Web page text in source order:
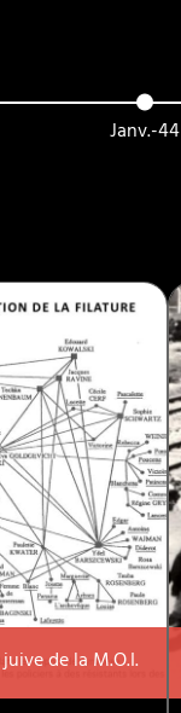
Janv.-44
de la M.O.I.